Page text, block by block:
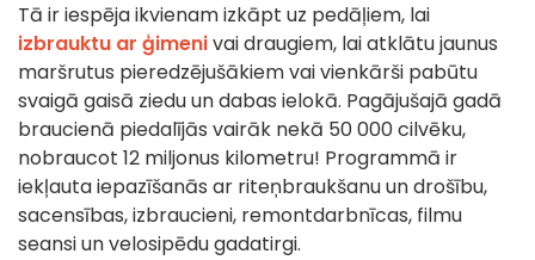
Tā ir iespēja ikvienam izkāpt uz pedāļiem, lai
izbrauktu ar ģimenivai draugiem, lai atklātu jaunus
maršrutus pieredzējušākiem vai vienkārši pabūtu
svaigā gaisā ziedu un dabas ielokā. Pagājušajā gadā
braucienā piedalījās vairāk nekā 50 000 cilvēku,
nobraucot 12 miljonus kilometru! Programmā ir
iekļauta iepazīšanās ar riteņbraukšanu un drošību,
sacensības, izbraucieni, remontdarbnīcas, filmu
seansi un velosipēdu gadatirgi.